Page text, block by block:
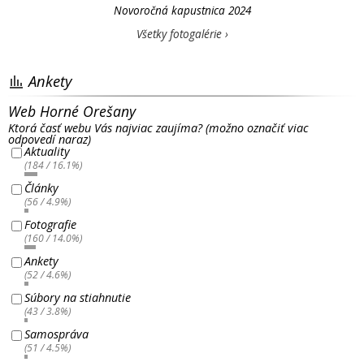
Novoročná kapustnica 2024
Všetky fotogalérie ›
Ankety
Web Horné Orešany
Ktorá časť webu Vás najviac zaujíma? (možno označiť viac
odpovedí naraz)
Aktuality
(184 / 16.1%)
Články
(56 / 4.9%)
Fotografie
(160 / 14.0%)
Ankety
(52 / 4.6%)
Súbory na stiahnutie
(43 / 3.8%)
Samospráva
(51 / 4.5%)